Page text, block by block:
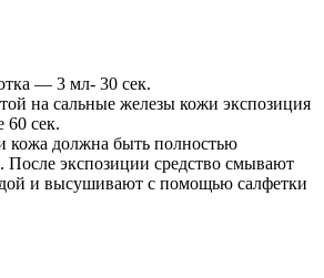
— 3 мл- 30 сек.
на сальные железы кожи экспозиция
60 сек.
кожа должна быть полностью
После экспозиции средство смывают
и высушивают с помощью салфетки